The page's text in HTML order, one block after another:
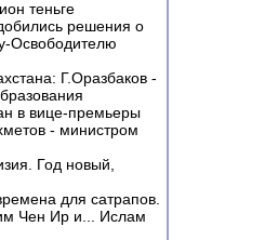
теньге
решения о
Освободителю
Г.Оразбаков -
в вице-премьеры
- министром
Год новый,
для сатрапов.
Чен Ир и... Ислам